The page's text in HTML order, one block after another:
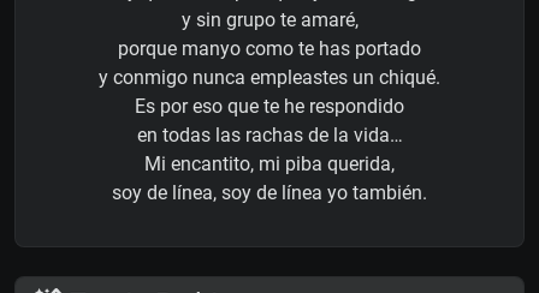
y sin grupo te amaré,
porque manyo como te has portado
y conmigo nunca empleastes un chiqué.
Es por eso que te he respondido
en todas las rachas de la vida…
Mi encantito, mi piba querida,
soy de línea, soy de línea yo también.